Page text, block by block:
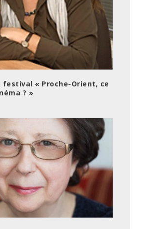
festival « Proche-Orient, ce
? »